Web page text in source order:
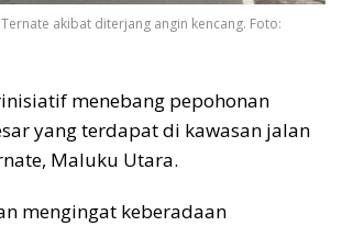
akibat diterjang angin kencang. Foto:
menebang pepohonan
yang terdapat di kawasan jalan
Maluku Utara.
mengingat keberadaan